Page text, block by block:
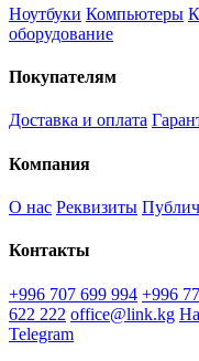
Ноутбуки Компьютеры
оборудование
Покупателям
Доставка и оплата
Компания
О нас Реквизиты
Контакты
+996 707 699 994 +996
622 222 office@link.kg
Telegram